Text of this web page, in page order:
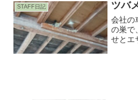
STAFF日記 ツバ
会社の
の巣で
せとエ